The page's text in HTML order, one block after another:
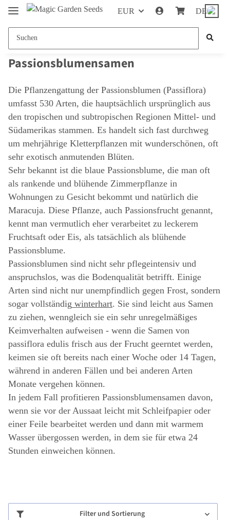
EUR DE
Passionsblumensamen
Die Pflanzengattung der Passionsblumen (Passiflora)
umfasst 530 Arten, die hauptsächlich ursprünglich aus
den tropischen und subtropischen Regionen Mittel- und
Südamerikas stammen. Es handelt sich fast durchweg
um mehrjährige Kletterpflanzen mit wunderschönen, oft
sehr exotisch anmutenden Blüten.
Sehr bekannt ist die blaue Passionsblume, die man oft
als rankende und blühende Zimmerpflanze in
Wohnungen zu Gesicht bekommt und natürlich die
Maracuja. Diese Pflanze, auch Passionsfrucht genannt,
kennt man vermutlich eher verarbeitet zu leckerem
Fruchtsaft oder Eis, als tatsächlich als blühende
Passionsblume.
Passionsblumen sind nicht sehr pflegeintensiv und
anspruchslos, was die Bodenqualität betrifft. Einige
Arten sind nicht nur unempfindlich gegen Frost, sondern
sogar vollständig winterhart. Sie sind leicht aus Samen
zu ziehen, wenngleich sie ein sehr unregelmäßiges
Keimverhalten aufweisen - wenn die Samen von
passiflora edulis frisch aus der Frucht geerntet werden,
keimen sie oft bereits nach einer Woche oder 14 Tagen,
während in anderen Fällen und bei anderen Arten
Monate vergehen können.
In jedem Fall profitieren Passionsblumensamen davon,
wenn sie vor der Aussaat leicht mit Schleifpapier oder
einer Feile bearbeitet werden und dann mit warmem
Wasser übergossen werden, in dem sie für etwa 24
Stunden einweichen können.
Filter und Sortierung